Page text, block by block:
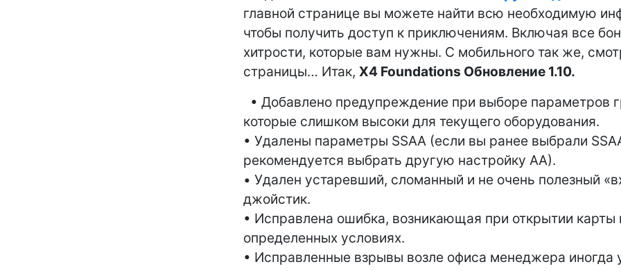
главной странице вы можете найти всю необходимую
чтобы получить доступ к приключениям. Включая все
хитрости, которые вам нужны. С мобильного так же,
страницы… Итак, X4 Foundations Обновление 1.10.
• Добавлено предупреждение при выборе параметров
которые слишком высоки для текущего оборудования.
• Удалены параметры SSAA (если вы ранее выбрали
рекомендуется выбрать другую настройку AA).
• Удален устаревший, сломанный и не очень полезный
джойстик.
• Исправлена ​​ошибка, возникающая при открытии карты
определенных условиях.
• Исправленные взрывы возле офиса менеджера иногда